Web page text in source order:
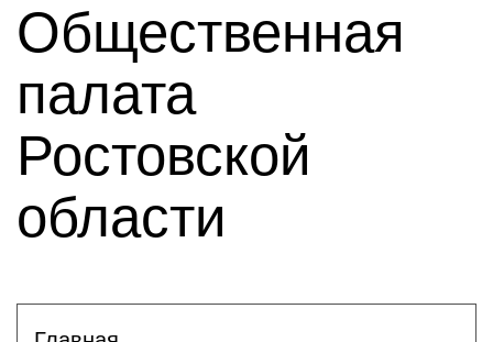
Общественная
палата
Ростовской
области